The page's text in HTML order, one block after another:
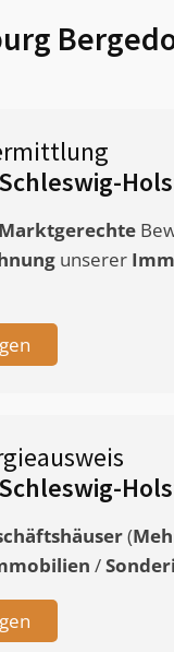
Marktgerechte
unserer
(
/